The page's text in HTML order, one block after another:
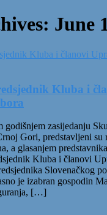
June
Kluba i
godišnjem zasijedanju
Gori, predstavljeni su
a glasanjem
Kluba i članovi
Slovenačkog
je izabran gospodin
[…]